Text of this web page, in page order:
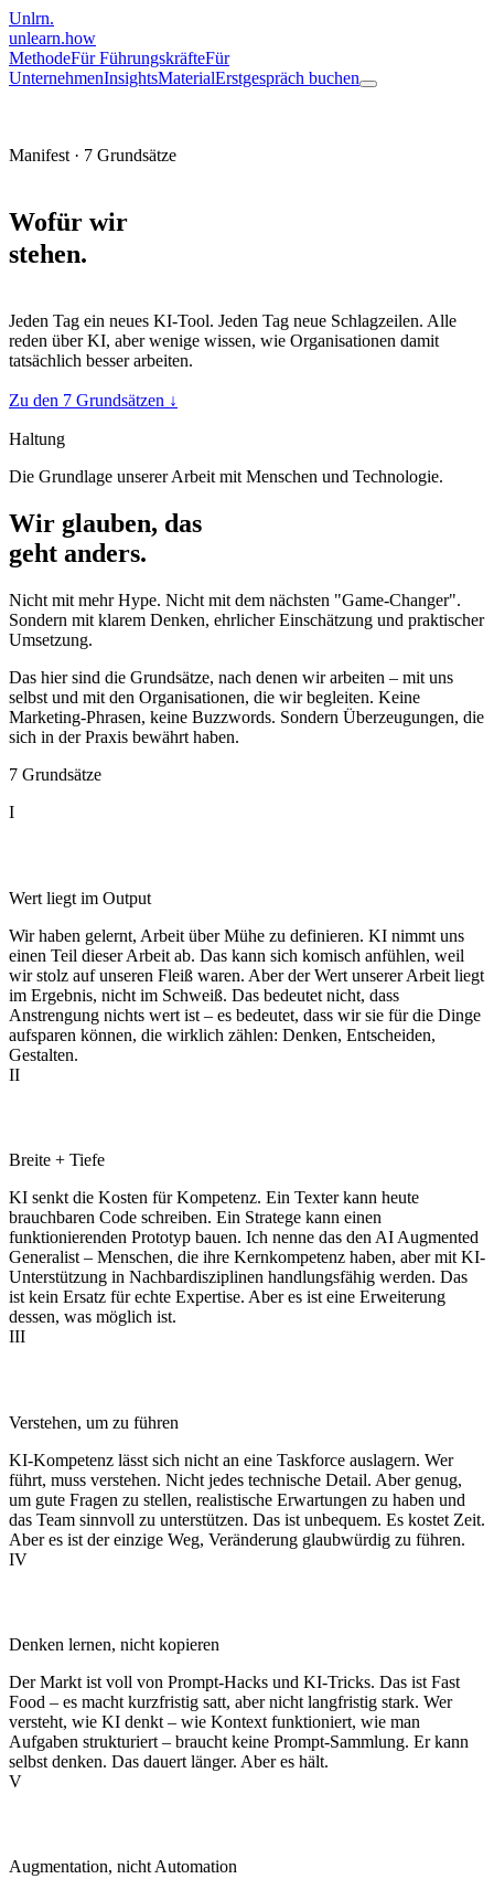
Unlrn.
unlearn.how
MethodeFür FührungskräfteFür
UnternehmenInsightsMaterialErstgespräch buchen
Manifest · 7 Grundsätze
Wofür wir
stehen.
Jeden Tag ein neues KI-Tool. Jeden Tag neue Schlagzeilen. Alle
reden über KI, aber wenige wissen, wie Organisationen damit
tatsächlich besser arbeiten.
Zu den 7 Grundsätzen ↓
Haltung
Die Grundlage unserer Arbeit mit Menschen und Technologie.
Wir glauben, das
geht anders.
Nicht mit mehr Hype. Nicht mit dem nächsten "Game-Changer".
Sondern mit klarem Denken, ehrlicher Einschätzung und praktischer
Umsetzung.
Das hier sind die Grundsätze, nach denen wir arbeiten – mit uns
selbst und mit den Organisationen, die wir begleiten. Keine
Marketing-Phrasen, keine Buzzwords. Sondern Überzeugungen, die
sich in der Praxis bewährt haben.
7 Grundsätze
I
Wert liegt im Output
Wir haben gelernt, Arbeit über Mühe zu definieren. KI nimmt uns
einen Teil dieser Arbeit ab. Das kann sich komisch anfühlen, weil
wir stolz auf unseren Fleiß waren. Aber der Wert unserer Arbeit liegt
im Ergebnis, nicht im Schweiß. Das bedeutet nicht, dass
Anstrengung nichts wert ist – es bedeutet, dass wir sie für die Dinge
aufsparen können, die wirklich zählen: Denken, Entscheiden,
Gestalten.
II
Breite + Tiefe
KI senkt die Kosten für Kompetenz. Ein Texter kann heute
brauchbaren Code schreiben. Ein Stratege kann einen
funktionierenden Prototyp bauen. Ich nenne das den AI Augmented
Generalist – Menschen, die ihre Kernkompetenz haben, aber mit KI-
Unterstützung in Nachbardisziplinen handlungsfähig werden. Das
ist kein Ersatz für echte Expertise. Aber es ist eine Erweiterung
dessen, was möglich ist.
III
Verstehen, um zu führen
KI-Kompetenz lässt sich nicht an eine Taskforce auslagern. Wer
führt, muss verstehen. Nicht jedes technische Detail. Aber genug,
um gute Fragen zu stellen, realistische Erwartungen zu haben und
das Team sinnvoll zu unterstützen. Das ist unbequem. Es kostet Zeit.
Aber es ist der einzige Weg, Veränderung glaubwürdig zu führen.
IV
Denken lernen, nicht kopieren
Der Markt ist voll von Prompt-Hacks und KI-Tricks. Das ist Fast
Food – es macht kurzfristig satt, aber nicht langfristig stark. Wer
versteht, wie KI denkt – wie Kontext funktioniert, wie man
Aufgaben strukturiert – braucht keine Prompt-Sammlung. Er kann
selbst denken. Das dauert länger. Aber es hält.
V
Augmentation, nicht Automation